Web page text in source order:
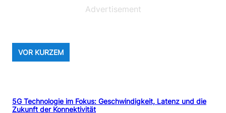
Advertisement
VOR KURZEM
5G Technologie im Fokus: Geschwindigkeit, Latenz und die
Zukunft der Konnektivität